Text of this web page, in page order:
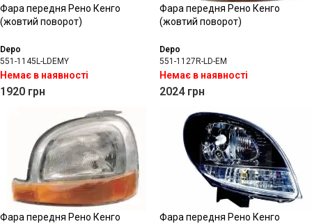
Фара передня Рено Кенго
(жовтий поворот)
Depo
551-1145L-LDEMY
Немає в наявності
1920 грн
Фара передня Рено Кенго
(жовтий поворот)
Depo
551-1127R-LD-EM
Немає в наявності
2024 грн
Фара передня Рено Кенго
Фара передня Рено Кенго